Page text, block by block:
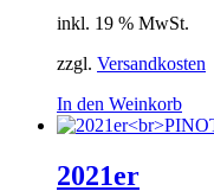
inkl. 19 % MwSt.
zzgl. Versandkosten
In den Weinkorb
2021er